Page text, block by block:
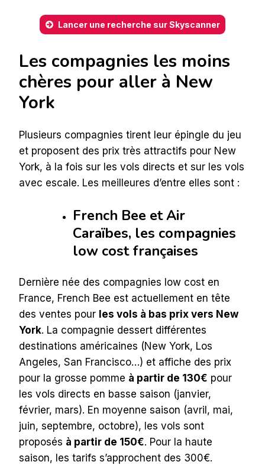
Lancer une recherche sur Skyscanner
Les compagnies les moins
chères pour aller à New
York
Plusieurs compagnies tirent leur épingle du jeu
et proposent des prix très attractifs pour New
York, à la fois sur les vols directs et sur les vols
avec escale. Les meilleures d’entre elles sont :
French Bee et Air
Caraïbes, les compagnies
low cost françaises
Dernière née des compagnies low cost en
France, French Bee est actuellement en tête
des ventes pour les vols à bas prix vers New
York. La compagnie dessert différentes
destinations américaines (New York, Los
Angeles, San Francisco…) et affiche des prix
pour la grosse pomme à partir de 130€ pour
les vols directs en basse saison (janvier,
février, mars). En moyenne saison (avril, mai,
juin, septembre, octobre), les vols sont
proposés à partir de 150€. Pour la haute
saison, les tarifs s’approchent des 300€.